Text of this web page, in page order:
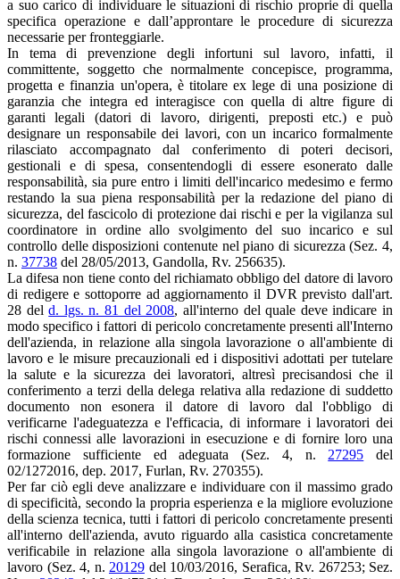
a suo carico di individuare le situazioni di rischio proprie di quella
specifica operazione e dall’approntare le procedure di sicurezza
necessarie per fronteggiarle.
In tema di prevenzione degli infortuni sul lavoro, infatti, il
committente, soggetto che normalmente concepisce, programma,
progetta e finanzia un'opera, è titolare ex lege di una posizione di
garanzia che integra ed interagisce con quella di altre figure di
garanti legali (datori di lavoro, dirigenti, preposti etc.) e può
designare un responsabile dei lavori, con un incarico formalmente
rilasciato accompagnato dal conferimento di poteri decisori,
gestionali e di spesa, consentendogli di essere esonerato dalle
responsabilità, sia pure entro i limiti dell'incarico medesimo e fermo
restando la sua piena responsabilità per la redazione del piano di
sicurezza, del fascicolo di protezione dai rischi e per la vigilanza sul
coordinatore in ordine allo svolgimento del suo incarico e sul
controllo delle disposizioni contenute nel piano di sicurezza (Sez. 4,
n. 37738 del 28/05/2013, Gandolla, Rv. 256635).
La difesa non tiene conto del richiamato obbligo del datore di lavoro
di redigere e sottoporre ad aggiornamento il DVR previsto dall'art.
28 deld. lgs. n. 81 del 2008, all'interno del quale deve indicare in
modo specifico i fattori di pericolo concretamente presenti all'Interno
dell'azienda, in relazione alla singola lavorazione o all'ambiente di
lavoro e le misure precauzionali ed i dispositivi adottati per tutelare
la salute e la sicurezza dei lavoratori, altresì precisandosi che il
conferimento a terzi della delega relativa alla redazione di suddetto
documento non esonera il datore di lavoro dal l'obbligo di
verificarne l'adeguatezza e l'efficacia, di informare i lavoratori dei
rischi connessi alle lavorazioni in esecuzione e di fornire loro una
formazione sufficiente ed adeguata (Sez. 4, n. 27295 del
02/1272016, dep. 2017, Furlan, Rv. 270355).
Per far ciò egli deve analizzare e individuare con il massimo grado
di specificità, secondo la propria esperienza e la migliore evoluzione
della scienza tecnica, tutti i fattori di pericolo concretamente presenti
all'interno dell'azienda, avuto riguardo alla casistica concretamente
verificabile in relazione alla singola lavorazione o all'ambiente di
lavoro (Sez. 4, n. 20129 del 10/03/2016, Serafica, Rv. 267253; Sez.